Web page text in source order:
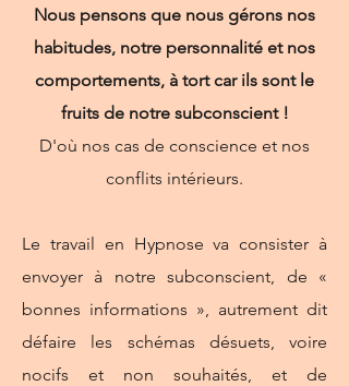
Nous pensons que nous gérons nos
habitudes, notre personnalité et nos
comportements, à tort car ils sont le
fruits de notre subconscient !
D'où nos cas de conscience et nos
conflits intérieurs.
Le travail en Hypnose va consister à
envoyer à notre subconscient, de «
bonnes informations », autrement dit
défaire les schémas désuets, voire
nocifs et non souhaités, et de